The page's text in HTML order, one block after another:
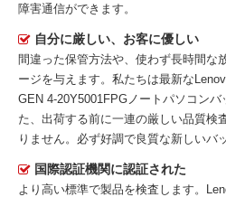
障害通信ができます。
自分に厳しい、お客に優しい
間違った保管方法や、使わず長時間な
ージを与えます。私たちは最新な
GEN 4-20Y5001FPGノートパソコンバ
た、出荷する前に一連の厳しい品質検
りません。必ず好調で良質な新しいバ
国際認証機関に認証された
より高い標準で製品を検査します。